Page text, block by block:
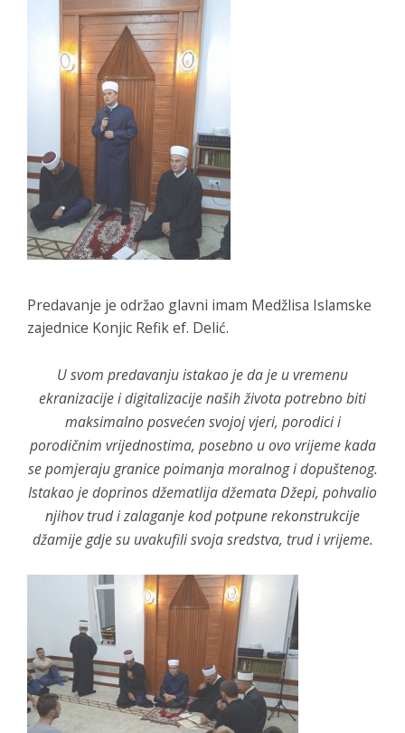
Predavanje je održao glavni imam Medžlisa Islamske
zajednice Konjic Refik ef. Delić.
U svom predavanju istakao je da je u vremenu
ekranizacije i digitalizacije naših života potrebno biti
maksimalno posvećen svojoj vjeri, porodici i
porodičnim vrijednostima, posebno u ovo vrijeme kada
se pomjeraju granice poimanja moralnog i dopuštenog.
Istakao je doprinos džematlija džemata Džepi, pohvalio
njihov trud i zalaganje kod potpune rekonstrukcije
džamije gdje su uvakufili svoja sredstva, trud i vrijeme.